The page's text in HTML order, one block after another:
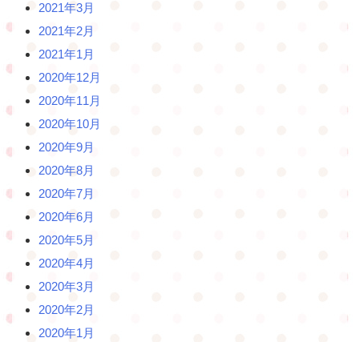
2021年3月
2021年2月
2021年1月
2020年12月
2020年11月
2020年10月
2020年9月
2020年8月
2020年7月
2020年6月
2020年5月
2020年4月
2020年3月
2020年2月
2020年1月